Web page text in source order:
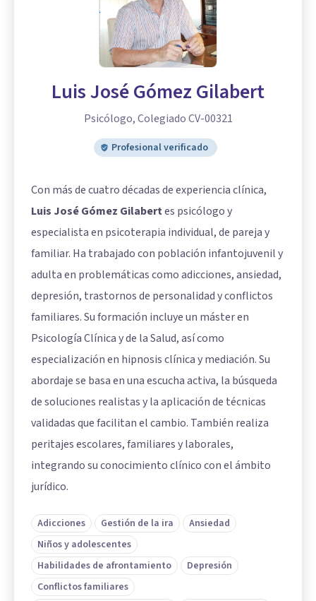
Luis José Gómez Gilabert
Psicólogo, Colegiado CV-00321
Profesional verificado
Con más de cuatro décadas de experiencia clínica,
Luis José Gómez Gilabertes psicólogo y
especialista en psicoterapia individual, de pareja y
familiar. Ha trabajado con población infantojuvenil y
adulta en problemáticas como adicciones, ansiedad,
depresión, trastornos de personalidad y conflictos
familiares. Su formación incluye un máster en
Psicología Clínica y de la Salud, así como
especialización en hipnosis clínica y mediación. Su
abordaje se basa en una escucha activa, la búsqueda
de soluciones realistas y la aplicación de técnicas
validadas que facilitan el cambio. También realiza
peritajes escolares, familiares y laborales,
integrando su conocimiento clínico con el ámbito
jurídico.
Adicciones Gestión de la ira
Ansiedad
Niños y adolescentes
Habilidades de afrontamiento
Depresión
Conflictos familiares